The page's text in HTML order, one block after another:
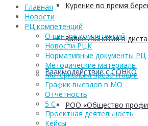
Курение во время
Запись занятия в
Взаимодействие с СОНКО
РОО «Общество
Главная
Новости
РЦ компетенций
О центре компетенций
Новости РЦК
Нормативные документы РЦ
Методические материалы
Материалы и презентации
График выездов в МО
Отчетность
5 С
Проектная деятельность
Кейсы